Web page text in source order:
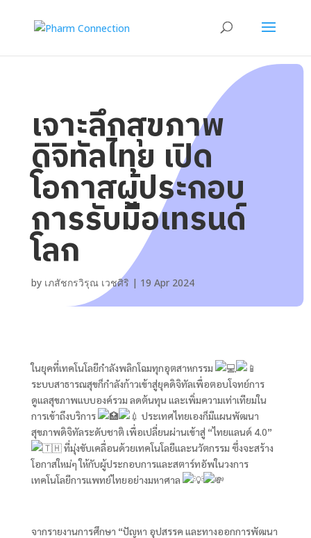
เจาะลึกสุขภาพ
ดิจิทัลไทย เปิด
โอกาสผู้ประกอบ
การรับมือเทรนด์
โลก
by เภสัชกรวิรุณ เวชศิริ | 19 Apr 2024
ในยุคที่เทคโนโลยีกำลังพลิกโฉมทุกอุตสาหกรรม
ระบบสาธารณสุขก็กำลังก้าวเข้าสู่ยุคดิจิทัลเพื่อตอบโจทย์การ
ดูแลสุขภาพแบบองค์รวม ลดต้นทุน และเพิ่มความเท่าเทียมใน
การเข้าถึงบริการ
ประเทศไทยเองก็มีแผนพัฒนา
สุขภาพดิจิทัลระดับชาติ เพื่อเปลี่ยนผ่านเข้าสู่ “ไทยแลนด์ 4.0”
ที่มุ่งขับเคลื่อนด้วยเทคโนโลยีและนวัตกรรม ซึ่งจะสร้าง
โอกาสใหม่ๆ ให้กับผู้ประกอบการและสตาร์ทอัพในวงการ
เทคโนโลยีการแพทย์ไทยอย่างมหาศาล
จากรายงานการศึกษา “ปัญหา อุปสรรค และทางออกการพัฒนา